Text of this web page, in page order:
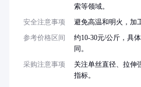
索等领域。
安全注意事项
避免高温和明火，加
参考价格区间
约10-30元/公斤，具
同。
采购注意事项
关注单丝直径、拉伸
指标。